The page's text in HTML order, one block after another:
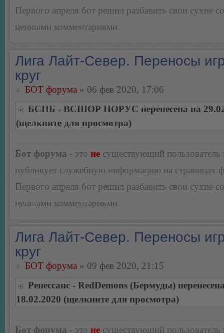
Первого апреля бот решил разбавить свои сухие
ценными комментариями.
Лига Лайт-Север. Переносы
круг
БОТ форума » 06 фев 2020, 17:06
БСПБ - ВСШОР НОРУС перенесена на
(щелкните для просмотра)
Бот форума - это не существующий пользователь
публикует служебную информацию на страницах
Первого апреля бот решил разбавить свои сухие
ценными комментариями.
Лига Лайт-Север. Переносы
круг
БОТ форума » 09 фев 2020, 21:15
Ренессанс - RedDemons (Бермуды)
18.02.2020 (щелкните для просмотра)
Бот форума - это не существующий пользователь